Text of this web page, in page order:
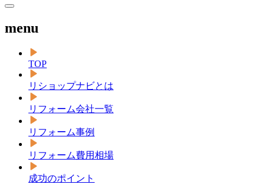
menu
TOP
リショップナビとは
リフォーム会社一覧
リフォーム事例
リフォーム費用相場
成功のポイント